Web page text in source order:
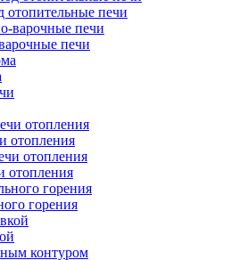
отопительные печи
печи
отопления
отопления
горения